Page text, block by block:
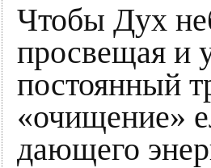
Чтобы Дух
просвещая и
постоянный
«очищение»
дающего